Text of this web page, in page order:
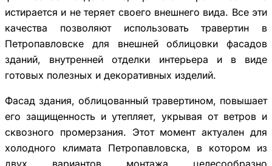
истирается и не теряет своего внешнего вида. Все эти
качества позволяют использовать травертин в
Петропавловске для внешней облицовки фасадов
зданий, внутренней отделки интерьера и в виде
готовых полезных и декоративных изделий.
Фасад здания, облицованный травертином, повышает
его защищенность и утепляет, укрывая от ветров и
сквозного промерзания. Этот момент актуален для
холодного климата Петропавловска, в котором из
двух вариантов монтажа целесообразно